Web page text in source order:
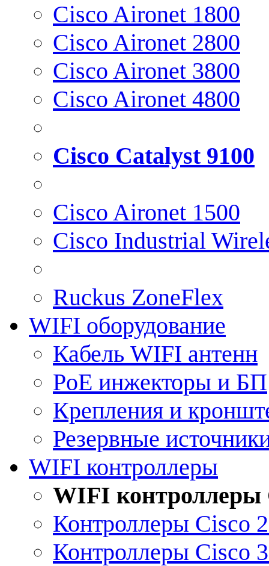
Cisco Aironet 1800
Cisco Aironet 2800
Cisco Aironet 3800
Cisco Aironet 4800
Cisco Catalyst 9100
Cisco Aironet 1500
Cisco Industrial
Ruckus ZoneFlex
WIFI оборудование
Кабель WIFI антенн
PoE инжекторы и БП
Крепления и
Резервные
WIFI контроллеры
WIFI контроллеры
Контроллеры Cisco
Контроллеры Cisco